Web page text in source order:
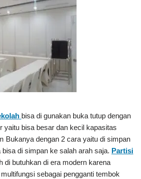
bisa di gunakan buka tutup dengan
yaitu bisa besar dan kecil kapasitas
Bukanya dengan 2 cara yaitu di simpan
di simpan ke salah arah saja. Partisi
di butuhkan di era modern karena
sebagai pengganti tembok